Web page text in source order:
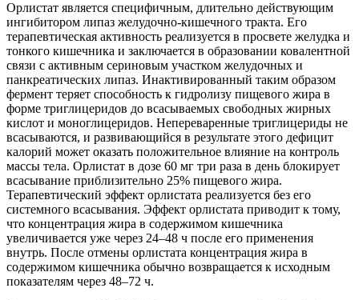
Орлистат является специфичным, длительно действующим
ингибитором липаз желудочно-кишечного тракта. Его
терапевтическая активность реализуется в просвете желудка и
тонкого кишечника и заключается в образовании ковалентной
связи с активным сериновым участком желудочных и
панкреатических липаз. Инактивированный таким образом
фермент теряет способность к гидролизу пищевого жира в
форме триглицеридов до всасываемых свободных жирных
кислот и моноглицеридов. Непереваренные триглицериды не
всасываются, и развивающийся в результате этого дефицит
калорий может оказать положительное влияние на контроль
массы тела. Орлистат в дозе 60 мг три раза в день блокирует
всасывание приблизительно 25% пищевого жира.
Терапевтический эффект орлистата реализуется без его
системного всасывания. Эффект орлистата приводит к тому,
что концентрация жира в содержимом кишечника
увеличивается уже через 24–48 ч после его применения
внутрь. После отмены орлистата концентрация жира в
содержимом кишечника обычно возвращается к исходным
показателям через 48–72 ч.